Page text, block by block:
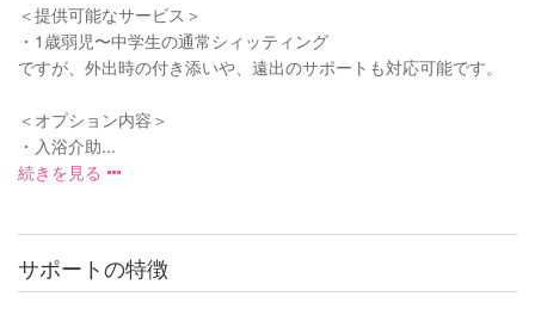
＜提供可能なサービス＞
・1歳弱児〜中学生の通常シィッティング
ですが、外出時の付き添いや、遠出のサポートも対応可能です。
＜オプション内容＞
・入浴介助...
続きを見る
サポートの特徴